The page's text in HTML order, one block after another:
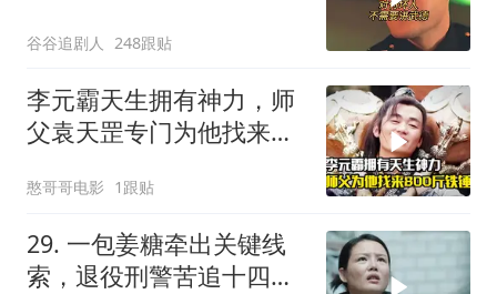
谷谷追剧人 248跟贴
李元霸天生拥有神力，师
父袁天罡专门为他找来
憨哥哥电影 1跟贴
29. 一包姜糖牵出关键线
索，退役刑警苦追十四年